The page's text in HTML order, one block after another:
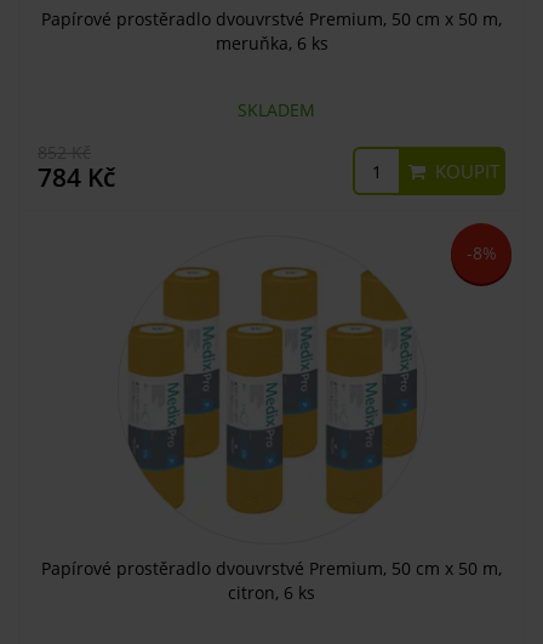
Papírové prostěradlo dvouvrstvé Premium, 50 cm x 50 m,
meruňka, 6 ks
SKLADEM
784 Kč KOUPIT
-8%
Papírové prostěradlo dvouvrstvé Premium, 50 cm x 50 m,
citron, 6 ks